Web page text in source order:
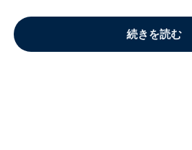
続きを読む